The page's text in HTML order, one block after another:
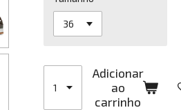
Adicionar
ao
carrinho